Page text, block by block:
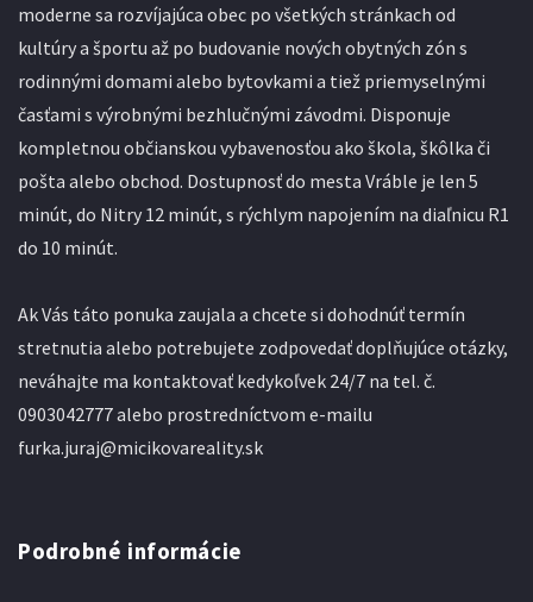
moderne sa rozvíjajúca obec po všetkých stránkach od
kultúry a športu až po budovanie nových obytných zón s
rodinnými domami alebo bytovkami a tiež priemyselnými
časťami s výrobnými bezhlučnými závodmi. Disponuje
kompletnou občianskou vybavenosťou ako škola, škôlka či
pošta alebo obchod. Dostupnosť do mesta Vráble je len 5
minút, do Nitry 12 minút, s rýchlym napojením na diaľnicu R1
do 10 minút.
Ak Vás táto ponuka zaujala a chcete si dohodnúť termín
stretnutia alebo potrebujete zodpovedať doplňujúce otázky,
neváhajte ma kontaktovať kedykoľvek 24/7 na tel. č.
0903042777 alebo prostredníctvom e-mailu
furka.juraj@micikovareality.sk
Podrobné informácie